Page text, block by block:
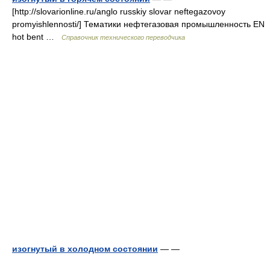
[http://slovarionline.ru/anglo russkiy slovar neftegazovoy
promyishlennosti/] Тематики нефтегазовая промышленность EN
hot bent …
Справочник технического переводчика
изогнутый в холодном состоянии — —